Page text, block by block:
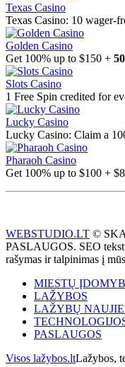
Texas Casino
Texas Casino: 10 wager-
Golden Casino
Get 100% up to $150 +
Slots Casino
1 Free Spin credited for
Lucky Casino
Lucky Casino: Claim a
Pharaoh Casino
Get 100% up to $100 +
WEBSTUDIO.LT ©
PASLAUGOS. SEO
rašymas ir talpinimas į
MIESTŲ
LAŽYBOS
LAŽYBŲ
PASLAUGOS
Visos lažybos.ltLažybos,